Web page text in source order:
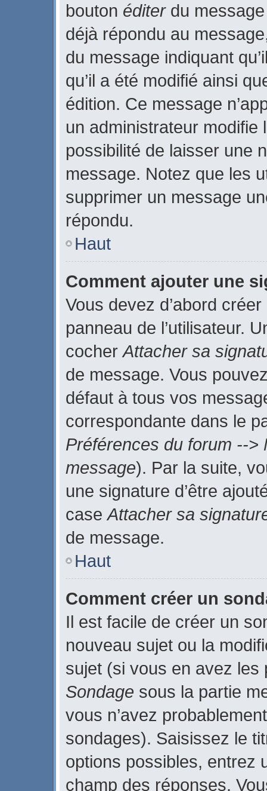
bouton éditerdu message
déjà répondu au
du message indiquant
qu’il a été modifié ainsi
édition. Ce message
un administrateur
possibilité de laisser une
message. Notez que les
supprimer un message
répondu.
Haut
Comment ajouter une
Vous devez d’abord
panneau de l’utilisateur.
cocherAttacher sa
de message. Vous
défaut à tous vos
correspondante dans le
Préférences du forum -->
message). Par la suite,
une signature d’être
caseAttacher sa
de message.
Haut
Comment créer un
Il est facile de créer un
nouveau sujet ou la
sujet (si vous en avez les
Sondage sous la partie
vous n’avez
sondages). Saisissez le
options possibles, entrez
champ des réponses.